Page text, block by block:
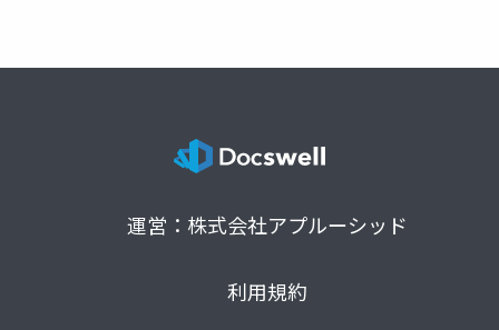
運営：株式会社アプルーシッド
利用規約